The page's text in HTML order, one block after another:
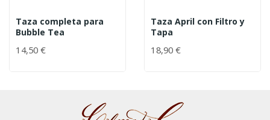
Taza completa para
Bubble Tea
14,50 €
Taza April con Filtro y
Tapa
18,90 €